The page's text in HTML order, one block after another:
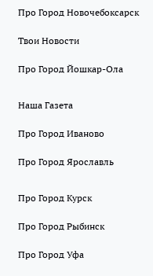
Про Город Новочебоксарск
Твои Новости
Про Город Йошкар-Ола
Наша Газета
Про Город Иваново
Про Город Ярославль
Про Город Курск
Про Город Рыбинск
Про Город Уфа